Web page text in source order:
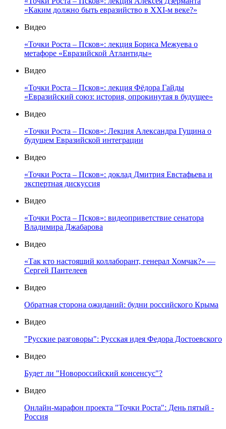
«Каким должно быть евразийство в XXI-м веке?»
Видео
«Точки Роста – Псков»: лекция Бориса Межуева о
метафоре «Евразийской Атлантиды»
Видео
«Точки Роста – Псков»: лекция Фёдора Гайды
«Евразийский союз: история, опрокинутая в будущее»
Видео
«Точки Роста – Псков»: Лекция Александра Гущина о
будущем Евразийской интеграции
Видео
«Точки Роста – Псков»: доклад Дмитрия Евстафьева и
экспертная дискуссия
Видео
«Точки Роста – Псков»: видеоприветствие сенатора
Владимира Джабарова
Видео
«Так кто настоящий коллаборант, генерал Хомчак?» —
Сергей Пантелеев
Видео
Обратная сторона ожиданий: будни российского Крыма
Видео
"Русские разговоры": Русская идея Федора Достоевского
Видео
Будет ли "Новороссийский консенсус"?
Видео
Онлайн-марафон проекта "Точки Роста": День пятый -
Россия